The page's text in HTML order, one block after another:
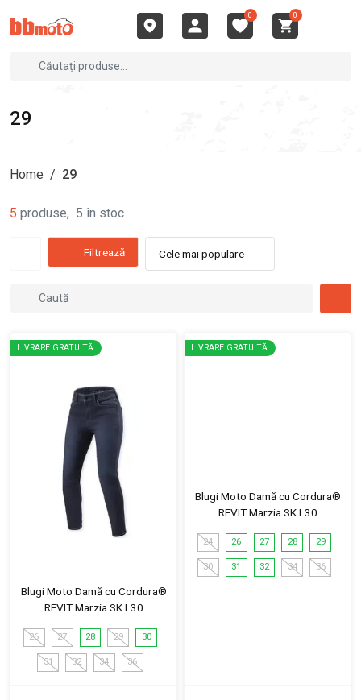
0 0
29
Home / 29
5 produse, 5 în stoc
Filtrează Cele mai populare
LIVRARE GRATUITĂ
Blugi Moto Damă cu Cordura®
REVIT Marzia SK L30
26 27 28 29 30
31 32 34 36
LIVRARE GRATUITĂ
Blugi Moto Damă cu Cordura®
REVIT Marzia SK L30
24 26 27 28 29
30 31 32 34 36